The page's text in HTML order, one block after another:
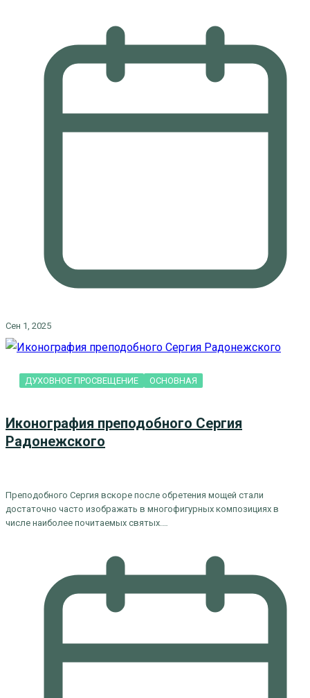
Сен 1, 2025
ДУХОВНОЕ ПРОСВЕЩЕНИЕ ОСНОВНАЯ
Иконография преподобного Сергия
Радонежского
Преподобного Сергия вскоре после обретения мощей стали
достаточно часто изображать в многофигурных композициях в
числе наиболее почитаемых святых.…